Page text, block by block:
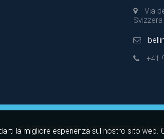
la migliore esperienza sul nostro sito web.
Via
Svizzera
+41
© COPYRIGHT 2026 - TUTTI I DIRITTI SONO